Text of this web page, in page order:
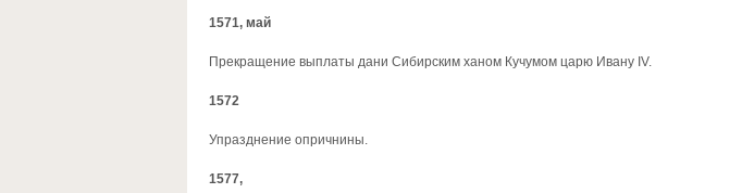
1571, май
Прекращение выплаты дани Сибирским ханом Кучумом царю Ивану IV.
1572
Упразднение опричнины.
1577,